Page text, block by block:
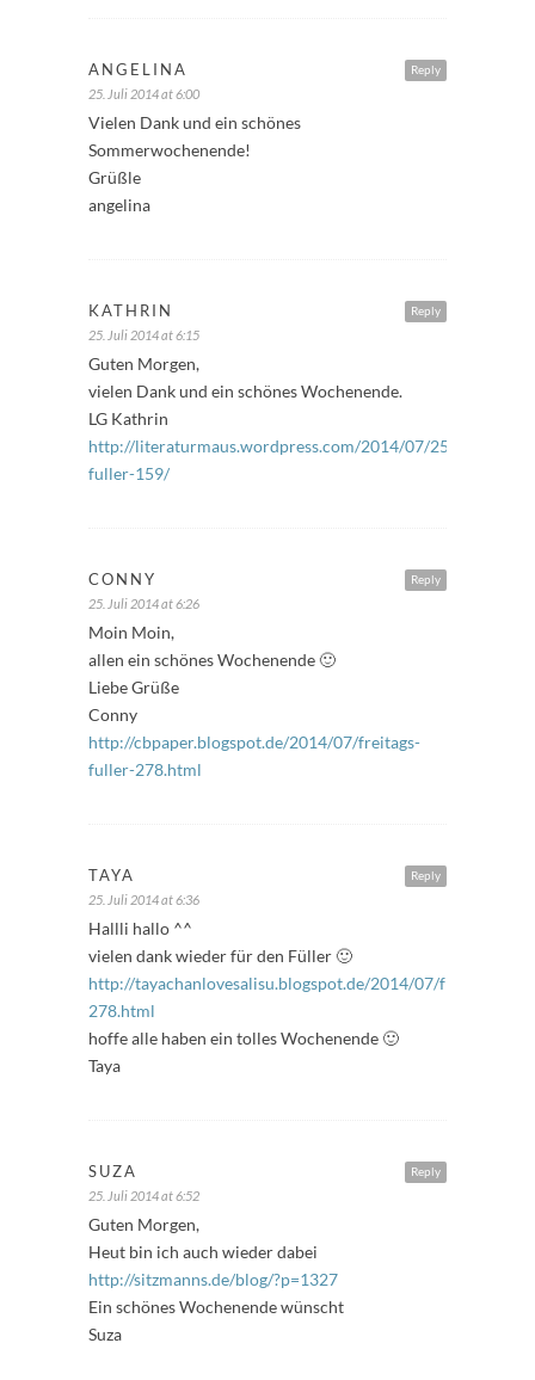
Reply
ANGELINA
25. Juli 2014 at 6:00
Vielen Dank und ein schönes
Sommerwochenende!
Grüßle
angelina
Reply
KATHRIN
25. Juli 2014 at 6:15
Guten Morgen,
vielen Dank und ein schönes Wochenende.
LG Kathrin
http://literaturmaus.wordpress.com/2014/07/25/freitags-
fuller-159/
Reply
CONNY
25. Juli 2014 at 6:26
Moin Moin,
allen ein schönes Wochenende 🙂
Liebe Grüße
Conny
http://cbpaper.blogspot.de/2014/07/freitags-
fuller-278.html
Reply
TAYA
25. Juli 2014 at 6:36
Hallli hallo ^^
vielen dank wieder für den Füller 🙂
http://tayachanlovesalisu.blogspot.de/2014/07/
278.html
hoffe alle haben ein tolles Wochenende 🙂
Taya
Reply
SUZA
25. Juli 2014 at 6:52
Guten Morgen,
Heut bin ich auch wieder dabei
http://sitzmanns.de/blog/?p=1327
Ein schönes Wochenende wünscht
Suza